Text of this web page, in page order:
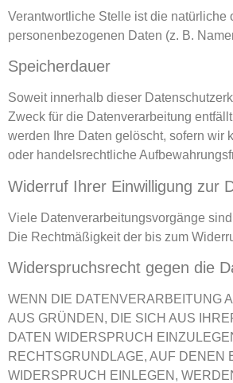
Verantwortliche Stelle ist die natürliche
personenbezogenen Daten (z. B.
Speicherdauer
Soweit innerhalb dieser
Zweck für die Datenverarbeitung
werden Ihre Daten gelöscht, sofern wir
oder handelsrechtliche
Widerruf Ihrer Einwilligung zur
Viele Datenverarbeitungsvorgänge
Die Rechtmäßigkeit der bis zum
Widerspruchsrecht gegen die
WENN DIE DATENVERARBEITUNG
AUS GRÜNDEN, DIE SICH AUS
DATEN WIDERSPRUCH
RECHTSGRUNDLAGE, AUF DENEN
WIDERSPRUCH EINLEGEN,